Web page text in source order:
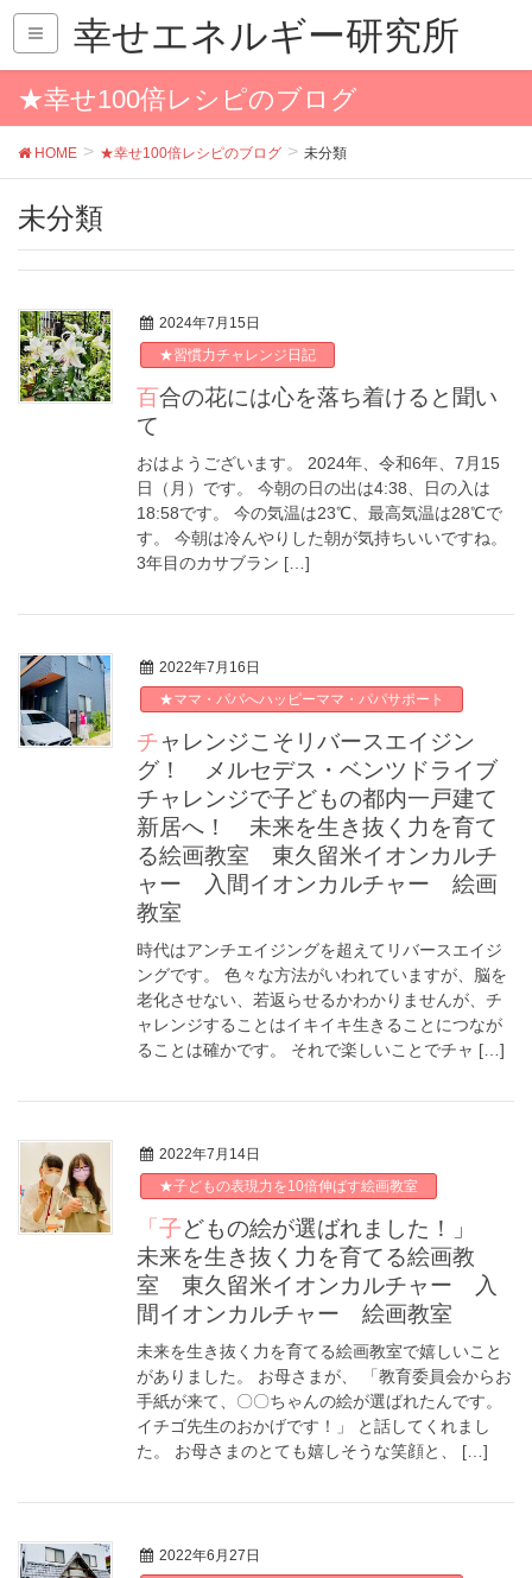
幸せエネルギー研究所
★幸せ100倍レシピのブログ
HOME ★幸せ100倍レシピのブログ 未分類
未分類
2024年7月15日
★習慣力チャレンジ日記
百合の花には心を落ち着けると聞い
て
おはようございます。 2024年、令和6年、7月15
日（月）です。 今朝の日の出は4:38、日の入は
18:58です。 今の気温は23℃、最高気温は28℃で
す。 今朝は冷んやりした朝が気持ちいいですね。
3年目のカサブラン […]
2022年7月16日
★ママ・パパへハッピーママ・パパサポート
チャレンジこそリバースエイジン
グ！ メルセデス・ベンツドライブ
チャレンジで子どもの都内一戸建て
新居へ！ 未来を生き抜く力を育て
る絵画教室 東久留米イオンカルチ
ャー 入間イオンカルチャー 絵画
教室
時代はアンチエイジングを超えてリバースエイジ
ングです。 色々な方法がいわれていますが、脳を
老化させない、若返らせるかわかりませんが、チ
ャレンジすることはイキイキ生きることにつなが
ることは確かです。 それで楽しいことでチャ […]
2022年7月14日
★子どもの表現力を10倍伸ばす絵画教室
「子どもの絵が選ばれました！」
未来を生き抜く力を育てる絵画教
室 東久留米イオンカルチャー 入
間イオンカルチャー 絵画教室
未来を生き抜く力を育てる絵画教室で嬉しいこと
がありました。 お母さまが、 「教育委員会からお
手紙が来て、〇〇ちゃんの絵が選ばれたんです。
イチゴ先生のおかげです！」 と話してくれまし
た。 お母さまのとても嬉しそうな笑顔と、 […]
2022年6月27日